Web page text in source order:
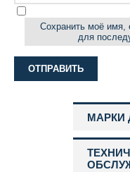
Сохранить моё имя,
для
МАРКИ